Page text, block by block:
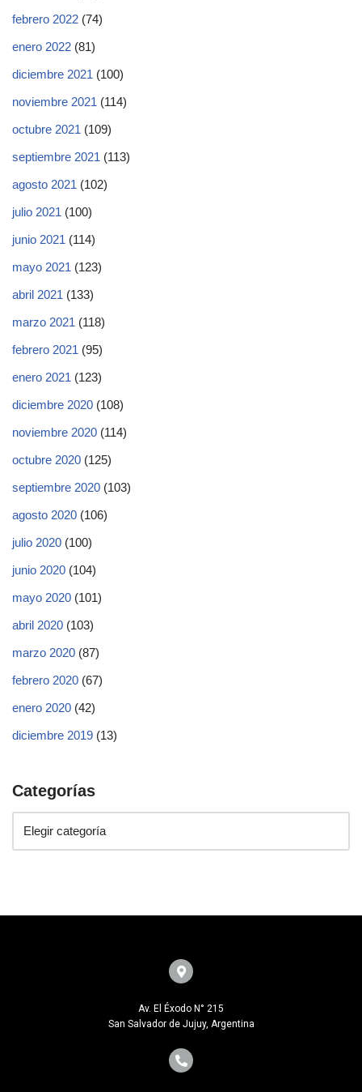
febrero 2022 (74)
enero 2022 (81)
diciembre 2021 (100)
noviembre 2021 (114)
octubre 2021 (109)
septiembre 2021 (113)
agosto 2021 (102)
julio 2021 (100)
junio 2021 (114)
mayo 2021 (123)
abril 2021 (133)
marzo 2021 (118)
febrero 2021 (95)
enero 2021 (123)
diciembre 2020 (108)
noviembre 2020 (114)
octubre 2020 (125)
septiembre 2020 (103)
agosto 2020 (106)
julio 2020 (100)
junio 2020 (104)
mayo 2020 (101)
abril 2020 (103)
marzo 2020 (87)
febrero 2020 (67)
enero 2020 (42)
diciembre 2019 (13)
Categorías
Av. El Éxodo N° 215
San Salvador de Jujuy, Argentina